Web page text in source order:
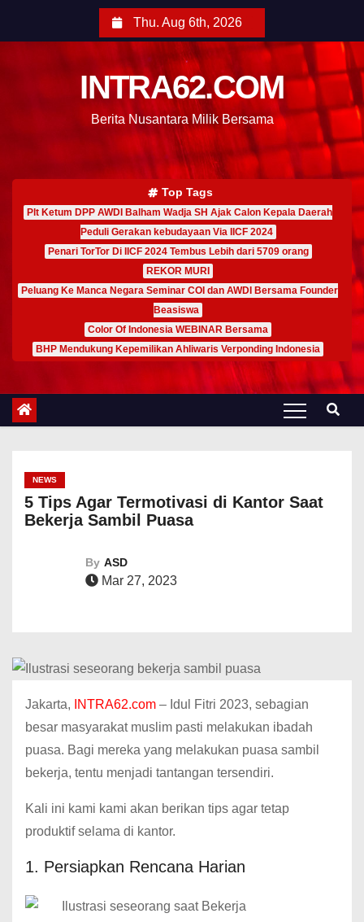
Thu. Aug 6th, 2026
INTRA62.COM
Berita Nusantara Milik Bersama
Top Tags
Plt Ketum DPP AWDI Balham Wadja SH Ajak Calon Kepala Daerah
Peduli Gerakan kebudayaan Via IICF 2024
Penari TorTor Di IICF 2024 Tembus Lebih dari 5709 orang
REKOR MURI
Peluang Ke Manca Negara Seminar COI dan AWDI Bersama Founder
Beasiswa
Color Of Indonesia WEBINAR Bersama
BHP Mendukung Kepemilikan Ahliwaris Verponding Indonesia
NEWS
5 Tips Agar Termotivasi di Kantor Saat
Bekerja Sambil Puasa
By ASD
Mar 27, 2023
Jakarta, INTRA62.com – Idul Fitri 2023, sebagian
besar masyarakat muslim pasti melakukan ibadah
puasa. Bagi mereka yang melakukan puasa sambil
bekerja, tentu menjadi tantangan tersendiri.
Kali ini kami kami akan berikan tips agar tetap
produktif selama di kantor.
1. Persiapkan Rencana Harian